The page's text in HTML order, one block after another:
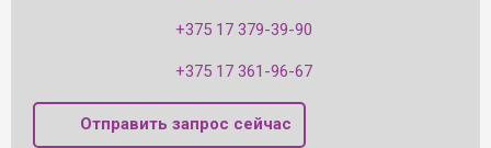
+375 17 379-39-90
+375 17 361-96-67
Отправить запрос сейчас